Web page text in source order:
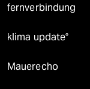
fernverbindung
klima update°
Mauerecho